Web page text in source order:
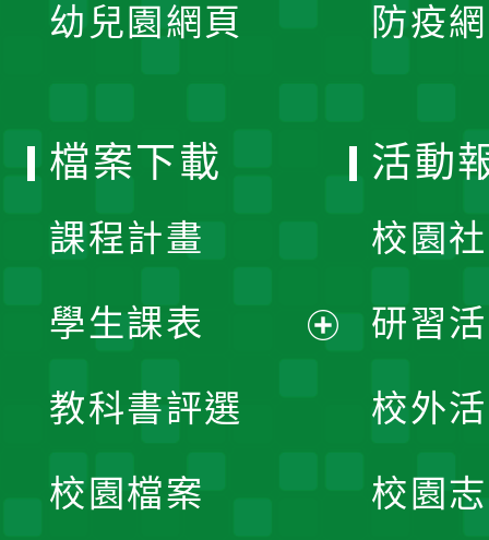
幼兒園網頁 防疫
檔案下載
課程計畫
學生課表
教科書評選
校園檔案
活動
校園
研習
校外
校園